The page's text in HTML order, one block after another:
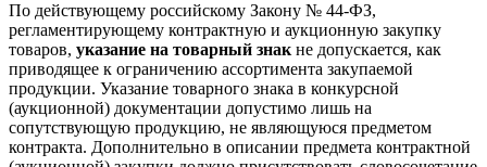
По действующему российскому Закону № 44-ФЗ,
регламентирующему контрактную и аукционную закупку
товаров, указание на товарный знакне допускается, как
приводящее к ограничению ассортимента закупаемой
продукции. Указание товарного знака в конкурсной
(аукционной) документации допустимо лишь на
сопутствующую продукцию, не являющуюся предметом
контракта. Дополнительно в описании предмета контрактной